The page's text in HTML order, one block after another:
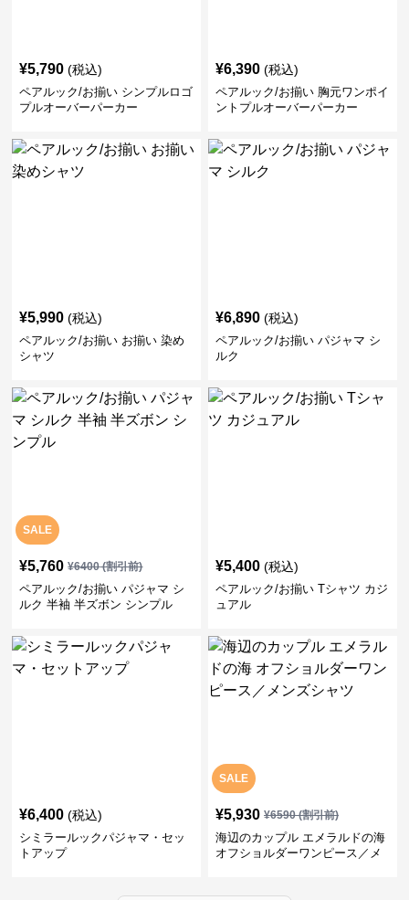
¥5,790 (税込)
ペアルック/お揃い シンプルロゴ
プルオーバーパーカー
¥6,390 (税込)
ペアルック/お揃い 胸元ワンポイ
ントプルオーバーパーカー
¥5,990 (税込)
ペアルック/お揃い お揃い 染め
シャツ
¥6,890 (税込)
ペアルック/お揃い パジャマ シ
ルク
SALE
¥5,760 ¥6400(割引前)
ペアルック/お揃い パジャマ シ
ルク 半袖 半ズボン シンプル
¥5,400 (税込)
ペアルック/お揃い Tシャツ カジ
ュアル
¥6,400 (税込)
シミラールックパジャマ・セッ
トアップ
SALE
¥5,930 ¥6590(割引前)
海辺のカップル エメラルドの海
オフショルダーワンピース／メ